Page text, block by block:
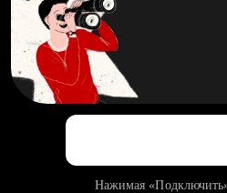
Нажимая